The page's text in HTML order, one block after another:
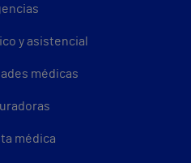
y asistencial
médicas
médica